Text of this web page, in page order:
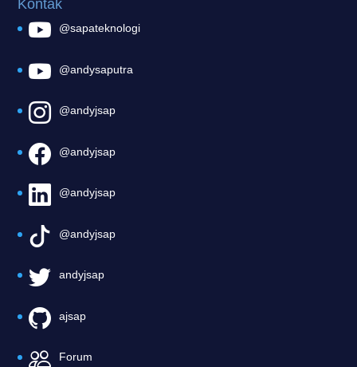
Kontak
@sapateknologi
@andysaputra
@andyjsap
@andyjsap
@andyjsap
@andyjsap
andyjsap
ajsap
Forum